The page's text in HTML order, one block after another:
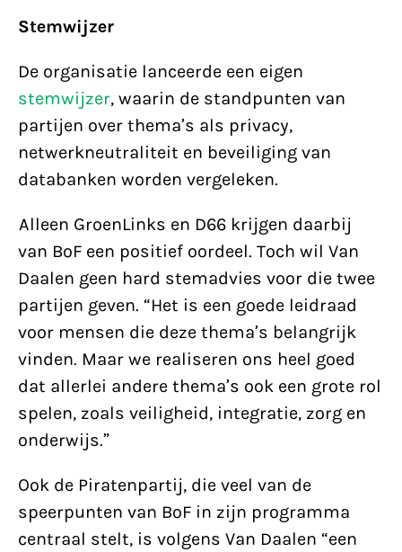
Stemwijzer
De organisatie lanceerde een eigen
stemwijzer, waarin de standpunten van
partijen over thema’s als privacy,
netwerkneutraliteit en beveiliging van
databanken worden vergeleken.
Alleen GroenLinks en D66 krijgen daarbij
van BoF een positief oordeel. Toch wil Van
Daalen geen hard stemadvies voor die twee
partijen geven. “Het is een goede leidraad
voor mensen die deze thema’s belangrijk
vinden. Maar we realiseren ons heel goed
dat allerlei andere thema’s ook een grote rol
spelen, zoals veiligheid, integratie, zorg en
onderwijs.”
Ook de Piratenpartij, die veel van de
speerpunten van BoF in zijn programma
centraal stelt, is volgens Van Daalen “een